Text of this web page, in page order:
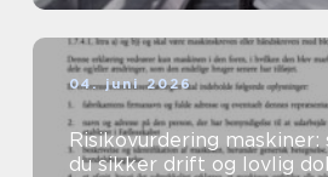
04. juni 2026
Risikovurdering maskiner:
du sikker drift og lovlig